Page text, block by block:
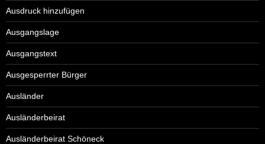
Ausdruck hinzufügen
Ausgangslage
Ausgangstext
Ausgesperrter Bürger
Ausländer
Ausländerbeirat
Ausländerbeirat Schöneck